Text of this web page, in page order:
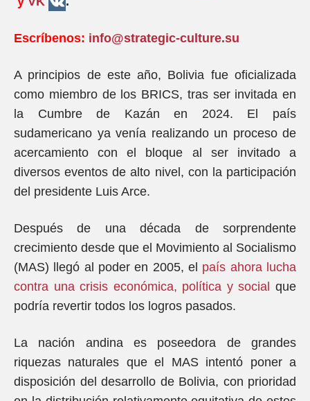
Escríbenos: info@strategic-culture.su
A principios de este año, Bolivia fue oficializada
como miembro de los BRICS, tras ser invitada en
la Cumbre de Kazán en 2024. El país
sudamericano ya venía realizando un proceso de
acercamiento con el bloque al ser invitado a
diversos eventos de alto nivel, con la participación
del presidente Luis Arce.
Después de una década de sorprendente
crecimiento desde que el Movimiento al Socialismo
(MAS) llegó al poder en 2005, el país ahora lucha
contra una crisis económica, política y social que
podría revertir todos los logros pasados.
La nación andina es poseedora de grandes
riquezas naturales que el MAS intentó poner a
disposición del desarrollo de Bolivia, con prioridad